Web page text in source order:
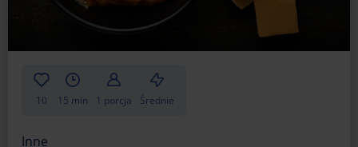
10 15 min 1 porcja Średnie
Inne